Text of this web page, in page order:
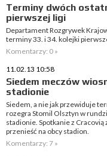
Terminy dwóch
pierwszej ligi
Departament Rozgrywek
terminy 33. i 34. kolejki
Komentarzy: 0 »
11.02.13 10:58
Siedem meczów
stadionie
Siedem, a nie jak przewiduje
rozegra Stomil Olsztyn w
stadionie. Spotkanie z Cracovią
przenieść na obcy stadion.
Komentarzy: 7 »